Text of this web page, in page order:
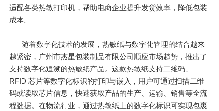
适配各类热敏打印机，帮助电商企业提升发货效率，降低包装
成本。
随着数字化技术的发展，热敏纸与数字化管理的结合越来
越紧密，广州市杰星包装制品有限公司顺应市场趋势，推出了
支持数字化追溯的热敏纸产品。这款热敏纸支持二维码、
RFID 芯片等数字化标识的打印与嵌入，用户可通过扫描二维
码或读取芯片信息，快速获取产品的生产、运输、销售等全流
程数据。在物流行业，通过热敏纸上的数字化标识可实现包裹